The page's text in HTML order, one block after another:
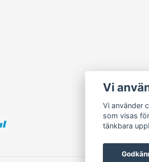
Vi
Vi använder
som visas
tänkbara